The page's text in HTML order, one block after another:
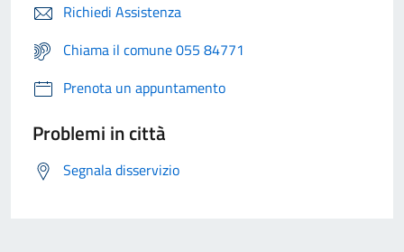
Richiedi Assistenza
Chiama il comune 055 84771
Prenota un appuntamento
Problemi in città
Segnala disservizio